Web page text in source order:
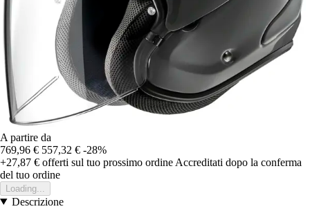
A partire da
769,96 € 557,32 € -28%
+27,87 € offerti sul tuo prossimo ordine Accreditati dopo la conferma
del tuo ordine
Loading...
Descrizione